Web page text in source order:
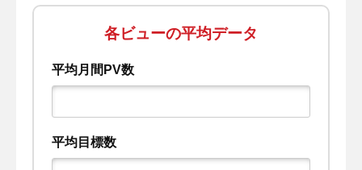
各ビューの平均データ
平均月間PV数
平均目標数